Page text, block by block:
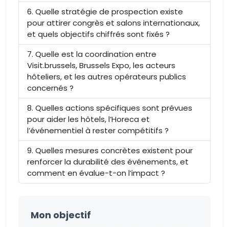
Quelle stratégie de prospection existe
pour attirer congrès et salons internationaux,
et quels objectifs chiffrés sont fixés ?
Quelle est la coordination entre
Visit.brussels, Brussels Expo, les acteurs
hôteliers, et les autres opérateurs publics
concernés ?
Quelles actions spécifiques sont prévues
pour aider les hôtels, l’Horeca et
l’événementiel à rester compétitifs ?
Quelles mesures concrètes existent pour
renforcer la durabilité des événements, et
comment en évalue-t-on l’impact ?
Mon objectif